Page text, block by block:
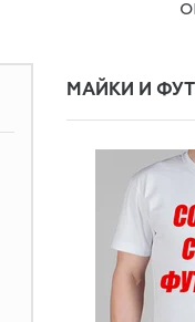
МАЙКИ И